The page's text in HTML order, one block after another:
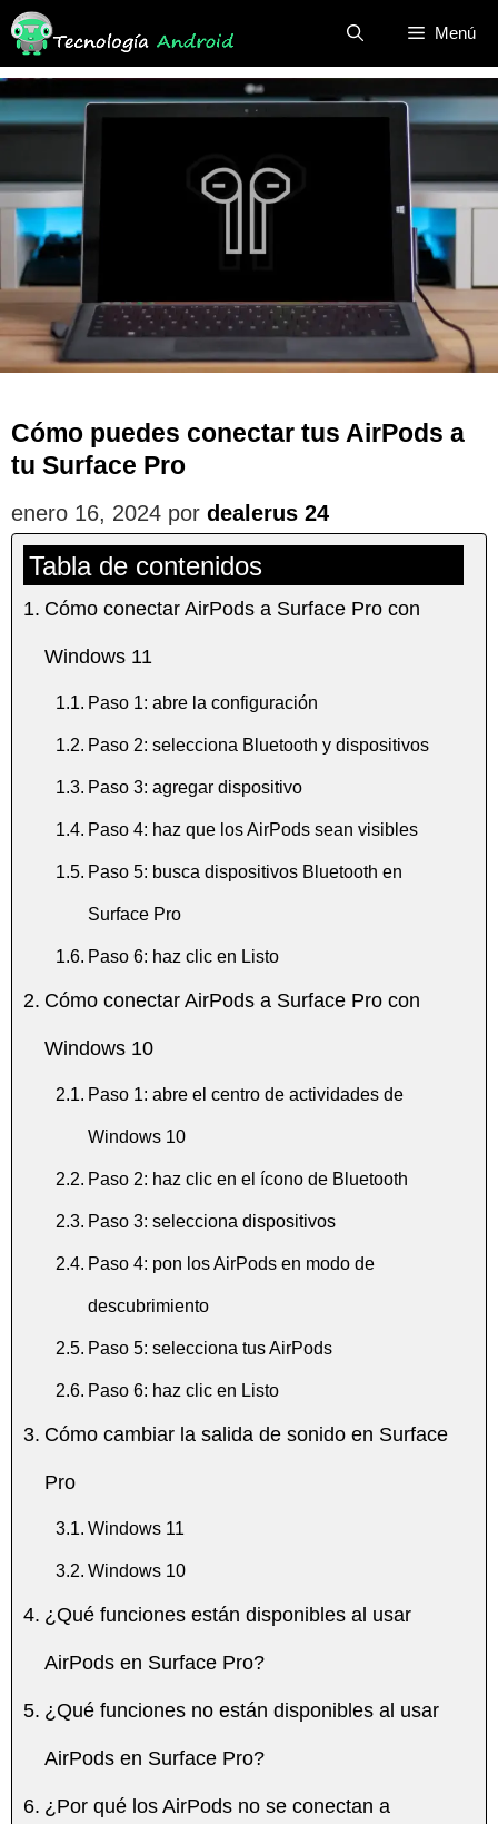
Saltar
contenido
Menú
Cómo puedes conectar tus AirPods a
tu Surface Pro
enero 16, 2024 por dealerus 24
Tabla de contenidos
Cómo conectar AirPods a Surface Pro con
Windows 11
Paso 1: abre la configuración
Paso 2: selecciona Bluetooth y dispositivos
Paso 3: agregar dispositivo
Paso 4: haz que los AirPods sean visibles
Paso 5: busca dispositivos Bluetooth en
Surface Pro
Paso 6: haz clic en Listo
Cómo conectar AirPods a Surface Pro con
Windows 10
Paso 1: abre el centro de actividades de
Windows 10
Paso 2: haz clic en el ícono de Bluetooth
Paso 3: selecciona dispositivos
Paso 4: pon los AirPods en modo de
descubrimiento
Paso 5: selecciona tus AirPods
Paso 6: haz clic en Listo
Cómo cambiar la salida de sonido en Surface
Pro
Windows 11
Windows 10
¿Qué funciones están disponibles al usar
AirPods en Surface Pro?
¿Qué funciones no están disponibles al usar
AirPods en Surface Pro?
¿Por qué los AirPods no se conectan a